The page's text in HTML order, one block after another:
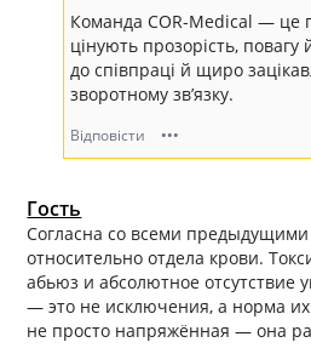
Команда COR-Medical — це
цінують прозорість, повагу
до співпраці й щиро
зворотному зв’язку.
Відповісти •••
Гость
Согласна со всеми
относительно отдела крови.
абьюз и абсолютное отсутствие
— это не исключения, а норма
не просто напряжённая — она